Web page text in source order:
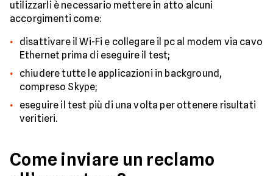
utilizzarli è necessario mettere in atto alcuni
accorgimenti come:
disattivare il Wi-Fi e collegare il pc al modem via cavo
Ethernet prima di eseguire il test;
chiudere tutte le applicazioni in background,
compreso Skype;
eseguire il test più di una volta per ottenere risultati
veritieri.
Come inviare un reclamo